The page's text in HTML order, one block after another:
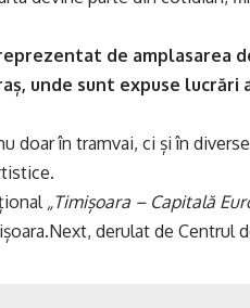
de amplasarea
unde sunt expuse lucrări
doar în tramvai, ci și în
„Timișoara – Capitală
derulat de Centrul